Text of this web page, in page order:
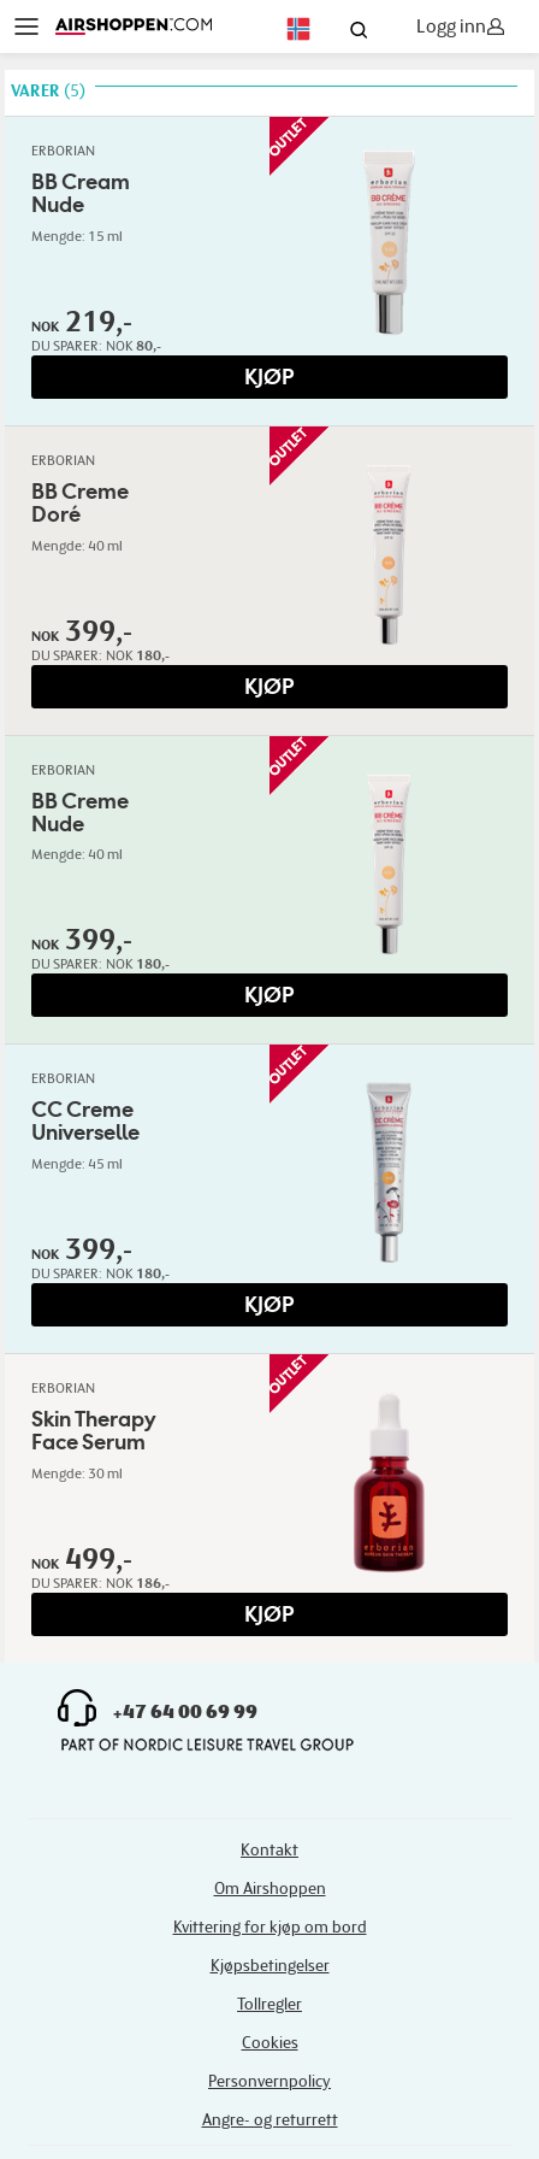
Logg inn
5
VARER
ERBORIAN
BB Cream
Nude
Mengde: 15 ml
NOK 219,-
DU SPARER: NOK 80,-
KJØP
ERBORIAN
BB Creme
Doré
Mengde: 40 ml
NOK 399,-
DU SPARER: NOK 180,-
KJØP
ERBORIAN
BB Creme
Nude
Mengde: 40 ml
NOK 399,-
DU SPARER: NOK 180,-
KJØP
ERBORIAN
CC Creme
Universelle
Mengde: 45 ml
NOK 399,-
DU SPARER: NOK 180,-
KJØP
ERBORIAN
Skin Therapy
Face Serum
Mengde: 30 ml
NOK 499,-
DU SPARER: NOK 186,-
KJØP
+47 64 00 69 99
Kontakt
Om Airshoppen
Kvittering for kjøp om bord
Kjøpsbetingelser
Tollregler
Cookies
Personvernpolicy
Angre- og returrett